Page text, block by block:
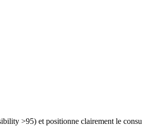
>95) et positionne clairement le